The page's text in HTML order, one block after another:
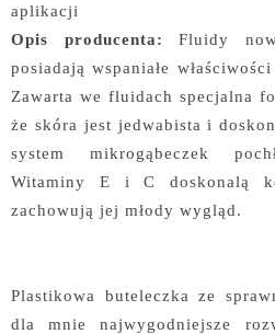
aplikacji
Opis producenta: Fluidy
posiadają wspaniałe
Zawarta we fluidach specjalna
że skóra jest jedwabista i
system mikrogąbeczek
Witaminy E i C doskonalą
zachowują jej młody wygląd.
Plastikowa buteleczka ze
dla mnie najwygodniejsze